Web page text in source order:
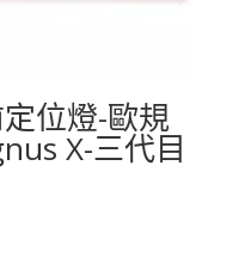
位燈-歐規
X-三代目